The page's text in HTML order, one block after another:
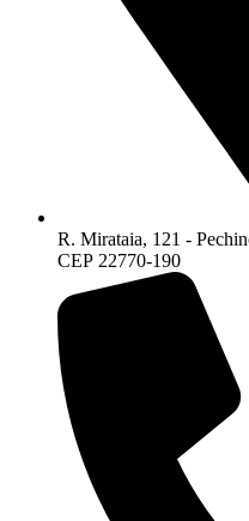
R. Mirataia, 121 -
CEP 22770-190